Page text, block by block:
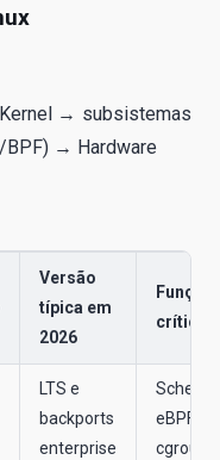
→ subsistemas
BPF) → Hardware
Versão
típica em
2026
Função
crítica
LTS e
backports
enterprise
eBPF,
cgroups